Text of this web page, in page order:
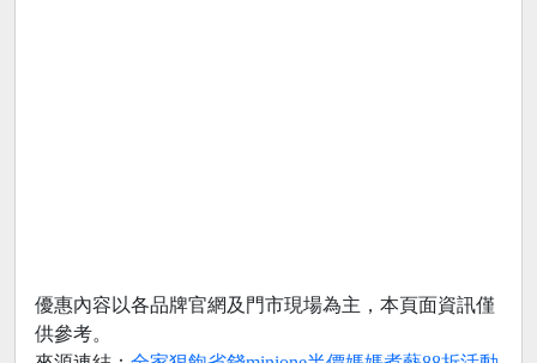
優惠內容以各品牌官網及門市現場為主，本頁面資訊僅
供參考。